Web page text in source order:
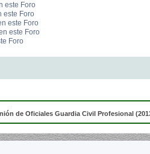
este Foro
este Foro
este Foro
este Foro
Foro
de Oficiales Guardia Civil Profesional